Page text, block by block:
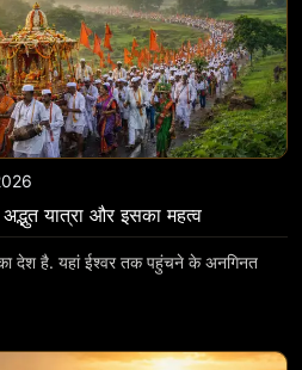
यात्रा और इसका महत्व
देश है. यहां ईश्वर तक पहुंचने के अनगिनत